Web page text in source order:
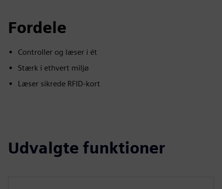
Fordele
Controller og læser i ét
Stærk i ethvert miljø
Læser sikrede RFID-kort
Udvalgte funktioner